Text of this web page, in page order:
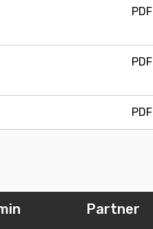
PDF
PDF
PDF
Partner